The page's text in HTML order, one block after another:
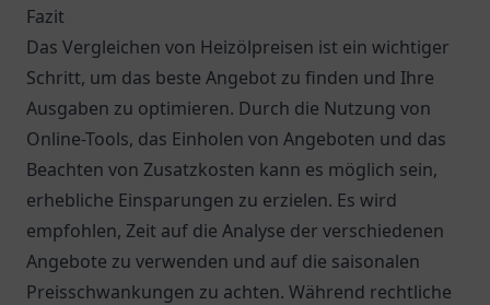
Fazit
Das Vergleichen von Heizölpreisen ist ein wichtiger
Schritt, um das beste Angebot zu finden und Ihre
Ausgaben zu optimieren. Durch die Nutzung von
Online-Tools, das Einholen von Angeboten und das
Beachten von Zusatzkosten kann es möglich sein,
erhebliche Einsparungen zu erzielen. Es wird
empfohlen, Zeit auf die Analyse der verschiedenen
Angebote zu verwenden und auf die saisonalen
Preisschwankungen zu achten. Während rechtliche